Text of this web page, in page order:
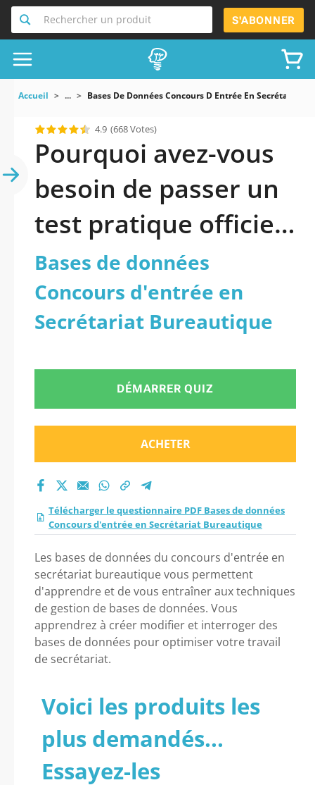
Rechercher un produit S'ABONNER
Accueil ... Bases De Données Concours D Entrée En Secrétariat
4.9 (668 Votes)
Pourquoi avez-vous
besoin de passer un
test pratique officiel
mis à jour de Bases
de données
Concours d’entrée en
Secrétariat
Bureautique 2026 ?
Bases de données
Concours d'entrée en
Secrétariat Bureautique
DÉMARRER QUIZ
ACHETER
Télécharger le questionnaire PDF Bases de données
Concours d'entrée en Secrétariat Bureautique
Les bases de données du concours d'entrée en
secrétariat bureautique vous permettent
d'apprendre et de vous entraîner aux techniques
de gestion de bases de données. Vous
apprendrez à créer modifier et interroger des
bases de données pour optimiser votre travail
de secrétariat.
Voici les produits les
plus demandés...
Essayez-les